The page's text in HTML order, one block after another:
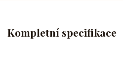
Kompletní specifikace